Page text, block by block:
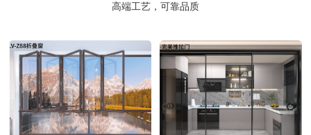
高端工艺，可靠品质